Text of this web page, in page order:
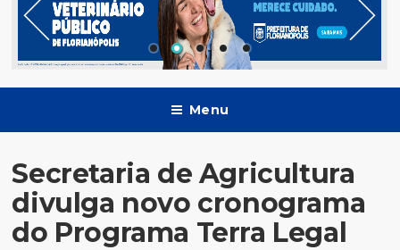
Menu
Secretaria de Agricultura
divulga novo cronograma
do Programa Terra Legal